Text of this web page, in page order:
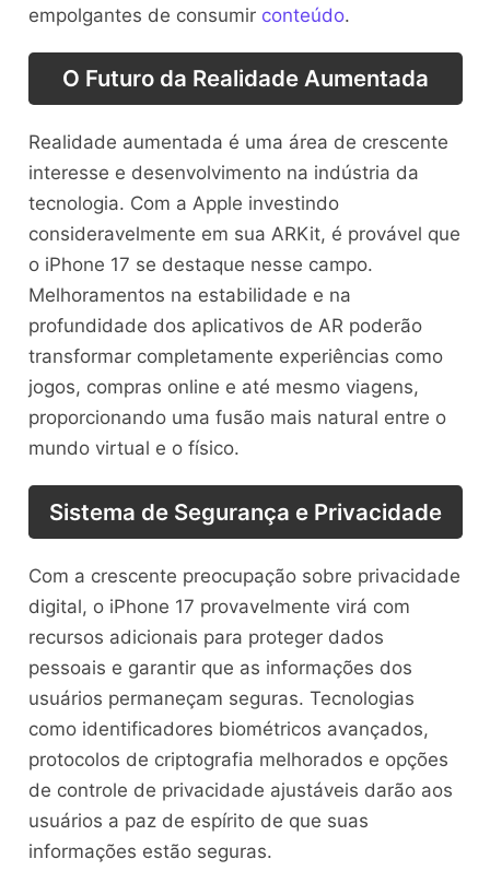
empolgantes de consumir conteúdo.
O Futuro da Realidade Aumentada
Realidade aumentada é uma área de crescente
interesse e desenvolvimento na indústria da
tecnologia. Com a Apple investindo
consideravelmente em sua ARKit, é provável que
o iPhone 17 se destaque nesse campo.
Melhoramentos na estabilidade e na
profundidade dos aplicativos de AR poderão
transformar completamente experiências como
jogos, compras online e até mesmo viagens,
proporcionando uma fusão mais natural entre o
mundo virtual e o físico.
Sistema de Segurança e Privacidade
Com a crescente preocupação sobre privacidade
digital, o iPhone 17 provavelmente virá com
recursos adicionais para proteger dados
pessoais e garantir que as informações dos
usuários permaneçam seguras. Tecnologias
como identificadores biométricos avançados,
protocolos de criptografia melhorados e opções
de controle de privacidade ajustáveis darão aos
usuários a paz de espírito de que suas
informações estão seguras.